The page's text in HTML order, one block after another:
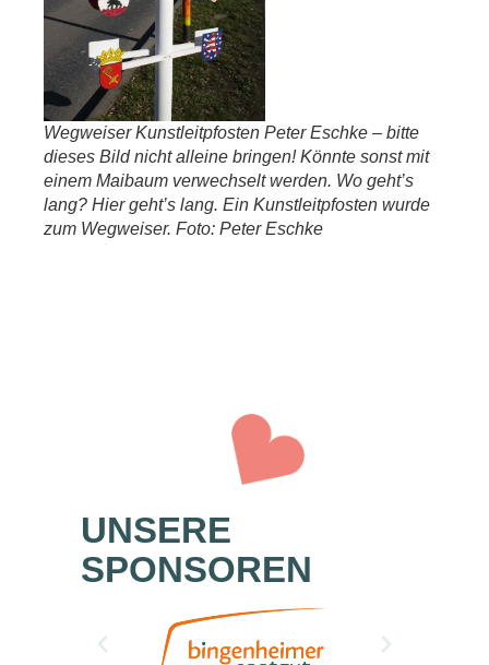
Wegweiser Kunstleitpfosten Peter Eschke – bitte
dieses Bild nicht alleine bringen! Könnte sonst mit
einem Maibaum verwechselt werden. Wo geht’s
lang? Hier geht’s lang. Ein Kunstleitpfosten wurde
zum Wegweiser. Foto: Peter Eschke
UNSERE
SPONSOREN